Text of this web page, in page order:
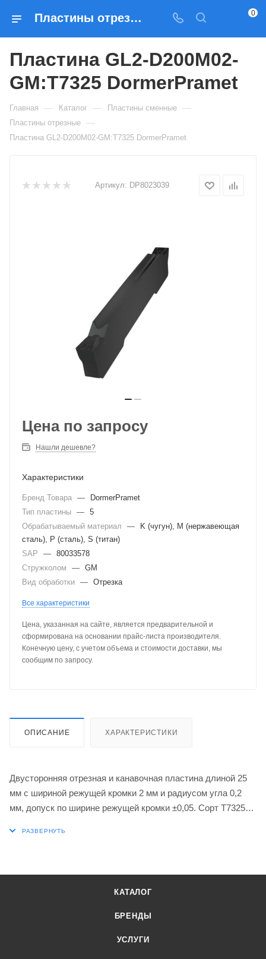
Пластины отрезные Пластина GL2-D200M02-GM:T7325 DormerPramet — купить по выгодным ценам в Москве 0
Пластина GL2-D200M02-
GM:T7325 DormerPramet
Главная — Каталог — Пластины сменные —
Пластины отрезные —
Пластина GL2-D200M02-GM:T7325 DormerPramet
Артикул: DP8023039
Цена по запросу
Нашли дешевле?
Характеристики
Бренд Товара —
DormerPramet
Тип пластины — 5
Обрабатываемый материал
—
K (чугун), M (нержавеющая
сталь), P (сталь), S (титан)
SAP
— 80033578
Стружколом
— GM
Вид обработки — Отрезка
Все характеристики
Цена, указанная на сайте, является предварительной и
сформирована на основании прайс-листа производителя.
Конечную цену, с учетом объема и стоимости доставки, мы
сообщим по запросу.
ОПИСАНИЕ ХАРАКТЕРИСТИКИ
Двусторонняя отрезная и канавочная пластина длиной 25
мм с шириной режущей кромки 2 мм и радиусом угла 0,2
мм, допуск по ширине режущей кромки ±0,05. Сорт T7325
КАТАЛОГ
БРЕНДЫ
УСЛУГИ